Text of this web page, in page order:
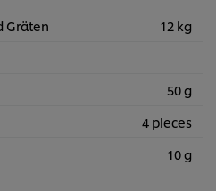
Gräten
12 kg
50 g
4 pieces
10 g